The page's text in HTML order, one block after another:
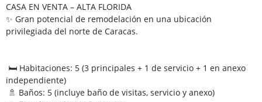
CASA EN VENTA – ALTA FLORIDA
✨ Gran potencial de remodelación en una ubicación
privilegiada del norte de Caracas.
🛏 Habitaciones: 5 (3 principales + 1 de servicio + 1 en anexo
independiente)
🚿 Baños: 5 (incluye baño de visitas, servicio y anexo)